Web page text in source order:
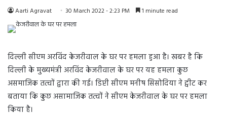
Aarti Agravat 30 March 2022 - 2:23 PM 1 minute read
दिल्ली सीएम अरविंद केजरीवाल के घर पर हमला हुआ है। खबर है कि
दिल्ली के मुख्यमंत्री अरविंद केजरीवाल के घर पर यह हमला कुछ
असमाजिक तत्वों द्वारा की गई। डिप्टी सीएम मनीष सिसोदिया ने ट्वीट कर
बताया कि कुछ असामाजिक तत्वों ने सीएम केजरीवाल के घर पर हमला
किया है।